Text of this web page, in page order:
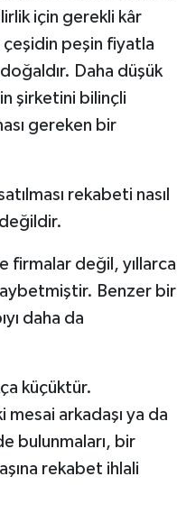
için gerekli kâr
çeşidin peşin fiyatla
Daha düşük
şirketini bilinçli
gereken bir
rekabeti nasıl
firmalar değil, yıllarca
Benzer bir
daha da
küçüktür.
arkadaşı ya da
bulunmaları, bir
rekabet ihlali